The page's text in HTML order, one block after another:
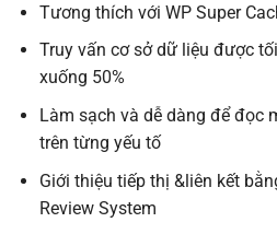
Tương thích với WP Super
Truy vấn cơ sở dữ liệu được
xuống 50%
Làm sạch và dễ dàng để đọc
trên từng yếu tố
Giới thiệu tiếp thị &liên kết
Review System